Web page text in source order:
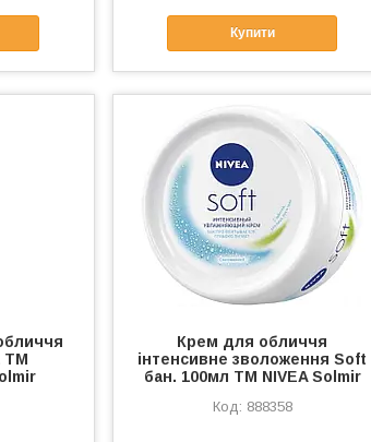
Купити
ТМ
Крем для обличчя
інтенсивне зволоження Soft
бан. 100мл ТМ NIVEA Solmir
888358